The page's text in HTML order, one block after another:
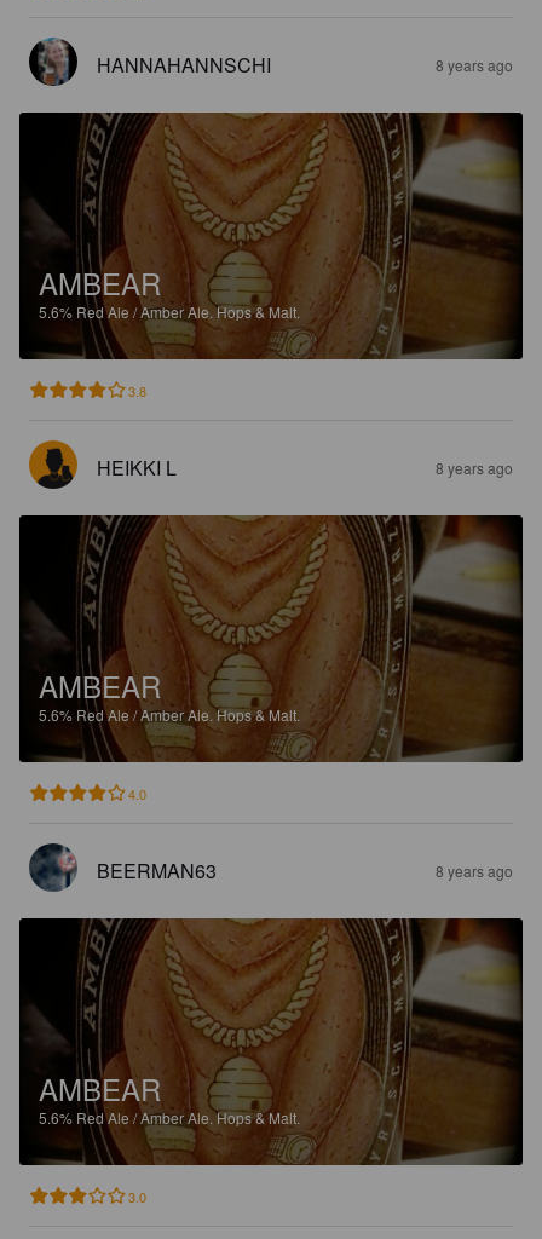
HANNAHANNSCHI 8 years ago
AMBEAR
5.6% Red Ale / Amber Ale.Hops & Malt.
3.8
HEIKKI L 8 years ago
AMBEAR
5.6% Red Ale / Amber Ale.Hops & Malt.
4.0
BEERMAN63 8 years ago
AMBEAR
5.6% Red Ale / Amber Ale.Hops & Malt.
3.0